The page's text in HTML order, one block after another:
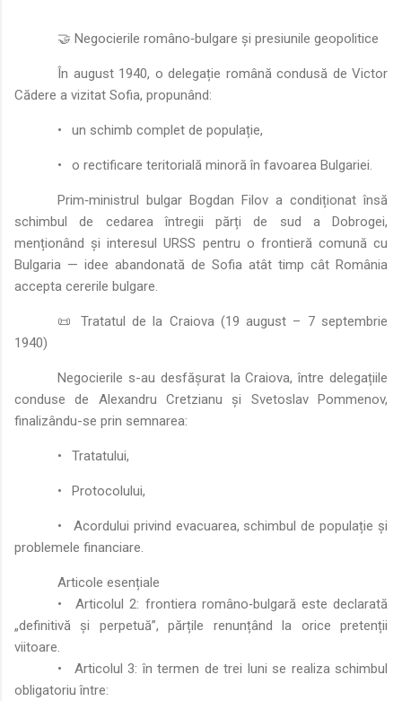
🤝 Negocierile româno‑bulgare și presiunile geopolitice
În august 1940, o delegație română condusă de Victor
Cădere a vizitat Sofia, propunând:
• un schimb complet de populație,
• o rectificare teritorială minoră în favoarea Bulgariei.
Prim‑ministrul bulgar Bogdan Filov a condiționat însă
schimbul de cedarea întregii părți de sud a Dobrogei,
menționând și interesul URSS pentru o frontieră comună cu
Bulgaria — idee abandonată de Sofia atât timp cât România
accepta cererile bulgare.
📜 Tratatul de la Craiova (19 august – 7 septembrie
1940)
Negocierile s-au desfășurat la Craiova, între delegațiile
conduse de Alexandru Cretzianu și Svetoslav Pommenov,
finalizându-se prin semnarea:
• Tratatului,
• Protocolului,
•
Acordului privind evacuarea, schimbul de populație și
problemele financiare.
Articole esențiale
•
Articolul 2: frontiera româno‑bulgară este declarată
„definitivă și perpetuă”, părțile renunțând la orice pretenții
viitoare.
•
Articolul 3: în termen de trei luni se realiza schimbul
obligatoriu între: